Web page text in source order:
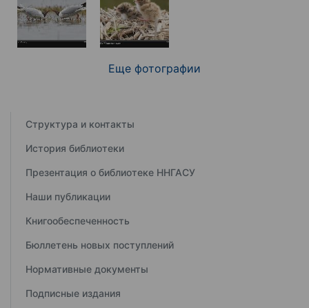
Еще фотографии
Структура и контакты
История библиотеки
Презентация о библиотеке ННГАСУ
Наши публикации
Книгообеспеченность
Бюллетень новых поступлений
Нормативные документы
Подписные издания